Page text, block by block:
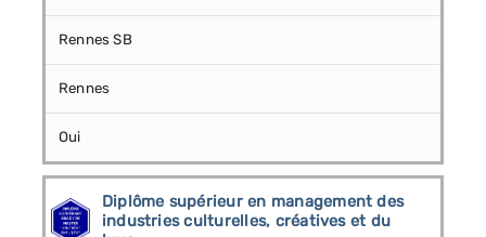
Rennes SB
Rennes
Oui
Diplôme supérieur en management des
industries culturelles, créatives et du